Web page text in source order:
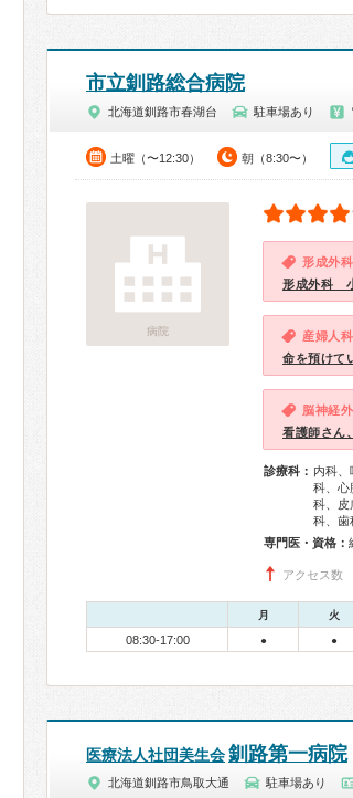
市立釧路総合病院
北海道釧路市春湖台 駐車場あり
土曜（〜12:30） 朝（8:30〜）
病院
形成外
形成外科
産婦人
命を預けて
脳神経
看護師さん
診療科： 内科
科、心
科、皮
科、歯
専門医・資格：
アクセス数
月 火
08:30-17:00 ● ●
医療法人社団美生会釧路第一病院
北海道釧路市鳥取大通 駐車場あり